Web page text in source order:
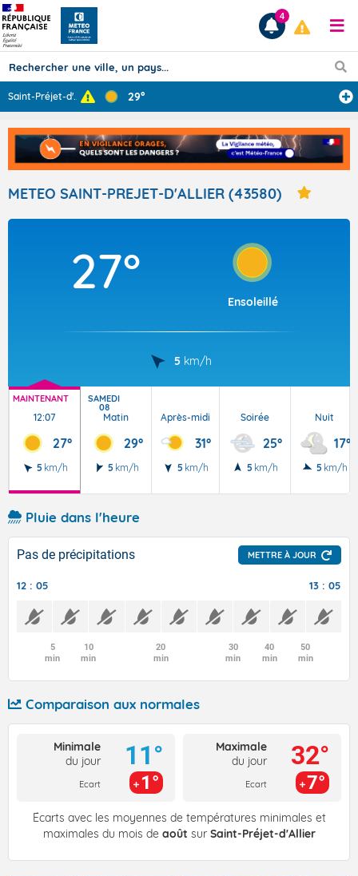
Prévisions
TOUS LES RÉSULTATS
Articles
4
Saint-Préjet-d'... 29°
METEO SAINT-PREJET-D'ALLIER (43580)
27°
Ensoleillé
5 km/h
MAINTENANT
12:07
27°
5 km/h
SAMEDI
08
Matin
29°
5 km/h
Après-midi
31°
5 km/h
Soirée
25°
5 km/h
Nuit
17°
5 km/h
Pluie dans l'heure
Pas de précipitations METTRE À JOUR
12 : 05 13 : 05
5
min
10
min
20
min
30
min
40
min
50
min
Comparaison aux normales
Minimale
du jour
Ecart
11°
1°
Maximale
du jour
Ecart
32°
7°
Écarts avec les moyennes de températures minimales et
maximales du mois de août sur Saint-Préjet-d'Allier